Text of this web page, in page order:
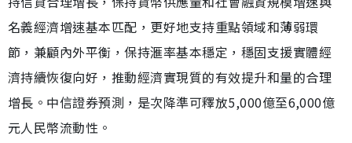
名義經濟增速基本匹配，更好地支持重點領域和薄弱環
節，兼顧內外平衡，保持滙率基本穩定，穩固支援實體經
濟持續恢復向好，推動經濟實現質的有效提升和量的合理
增長。中信證券預測，是次降準可釋放5,000億至6,000億
元人民幣流動性。